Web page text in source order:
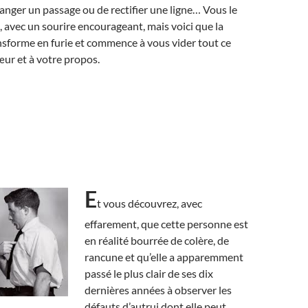
un passage ou de rectifier une ligne… Vous le
un sourire encourageant, mais voici que la
en furie et commence à vous vider tout ce
et à votre propos.
Et vous découvrez, avec
effarement, que cette personne est
en réalité bourrée de colère, de
rancune et qu’elle a apparemment
passé le plus clair de ses dix
dernières années à observer les